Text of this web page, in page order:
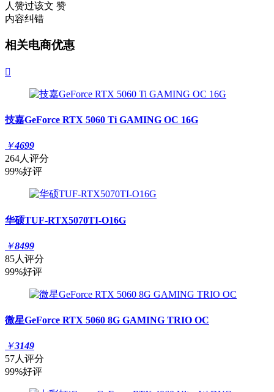
人赞过该文 赞
内容纠错
相关电商优惠

技嘉GeForce RTX 5060 Ti GAMING OC 16G
￥4699
264人评分
99%好评
华硕TUF-RTX5070TI-O16G
￥8499
85人评分
99%好评
微星GeForce RTX 5060 8G GAMING TRIO OC
￥3149
57人评分
99%好评